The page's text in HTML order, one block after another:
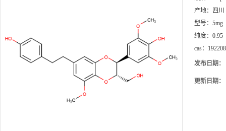
产地：
四川
型号： 5mg
纯度： 0.95
cas：
发布日期：
更新日期：